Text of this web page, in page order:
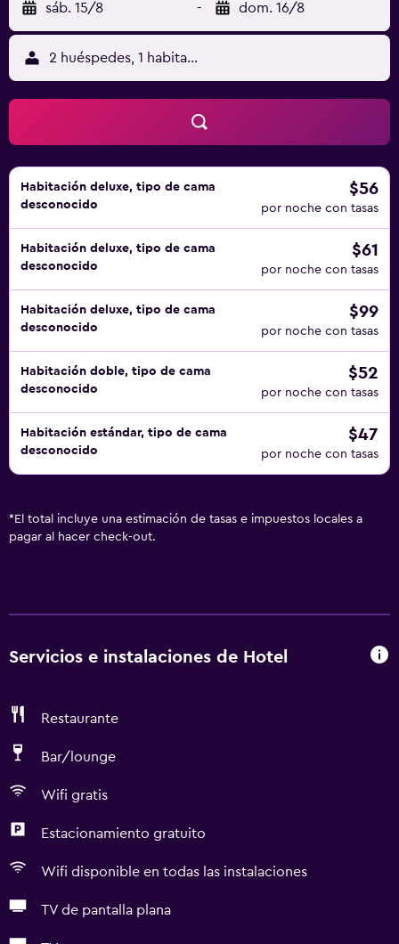
sáb. 15/8 - dom. 16/8
2 huéspedes, 1 habitación
Habitación deluxe, tipo de cama
desconocido
$56
por noche con tasas
Habitación deluxe, tipo de cama
desconocido
$61
por noche con tasas
Habitación deluxe, tipo de cama
desconocido
$99
por noche con tasas
Habitación doble, tipo de cama
desconocido
$52
por noche con tasas
Habitación estándar, tipo de cama
desconocido
$47
por noche con tasas
* El total incluye una estimación de tasas e impuestos locales a
pagar al hacer check-out.
Servicios e instalaciones de Hotel
Restaurante
Bar/lounge
Wifi gratis
Estacionamiento gratuito
Wifi disponible en todas las instalaciones
TV de pantalla plana